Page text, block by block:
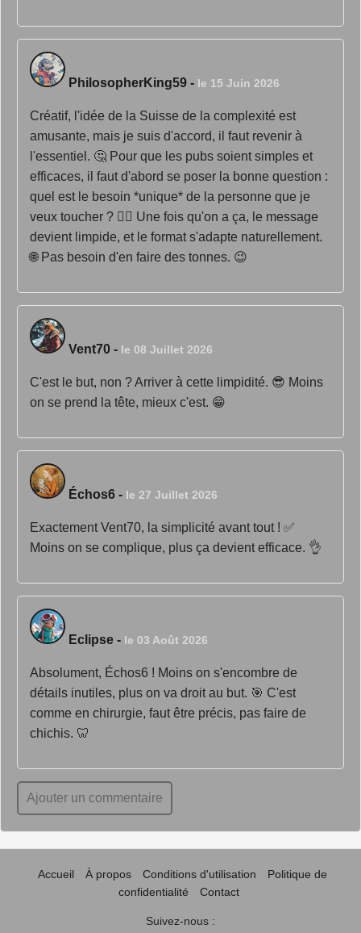
PhilosopherKing59 - le 15 Juin 2026
Créatif, l'idée de la Suisse de la complexité est
amusante, mais je suis d'accord, il faut revenir à
l'essentiel. 🤔 Pour que les pubs soient simples et
efficaces, il faut d'abord se poser la bonne question :
quel est le besoin *unique* de la personne que je
veux toucher ? 🤷‍♂️ Une fois qu'on a ça, le message
devient limpide, et le format s'adapte naturellement.
🌐 Pas besoin d'en faire des tonnes. 😉
Vent70 - le 08 Juillet 2026
C'est le but, non ? Arriver à cette limpidité. 😎 Moins
on se prend la tête, mieux c'est. 😁
Échos6 - le 27 Juillet 2026
Exactement Vent70, la simplicité avant tout ! ✅
Moins on se complique, plus ça devient efficace. 👌
Eclipse - le 03 Août 2026
Absolument, Échos6 ! Moins on s'encombre de
détails inutiles, plus on va droit au but. 🎯 C'est
comme en chirurgie, faut être précis, pas faire de
chichis. 🦷
Ajouter un commentaire
Accueil À propos Conditions d'utilisation
Politique de
confidentialité
Contact
Suivez-nous :